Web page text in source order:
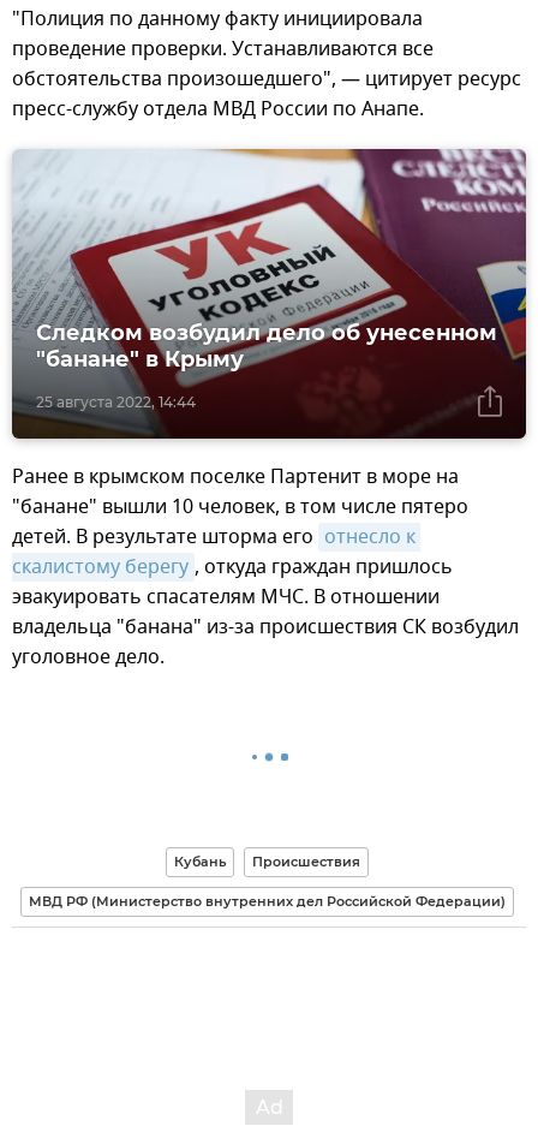
"Полиция по данному факту инициировала
проведение проверки. Устанавливаются все
обстоятельства произошедшего", — цитирует ресурс
пресс-службу отдела МВД России по Анапе.
25 августа 2022, 14:44
Следком возбудил дело об унесенном
"банане" в Крыму
Ранее в крымском поселке Партенит в море на
"банане" вышли 10 человек, в том числе пятеро
детей. В результате шторма его отнесло к
скалистому берегу , откуда граждан пришлось
эвакуировать спасателям МЧС. В отношении
владельца "банана" из-за происшествия СК возбудил
уголовное дело.
Кубань Происшествия
МВД РФ (Министерство внутренних дел Российской Федерации)